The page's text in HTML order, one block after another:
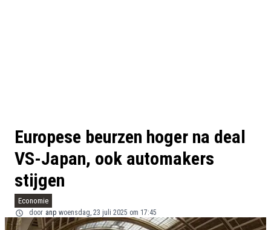
Europese beurzen hoger na deal
VS-Japan, ook automakers
stijgen
Economie
door anp woensdag, 23 juli 2025 om 17:45